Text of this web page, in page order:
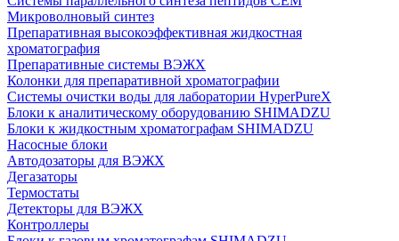
Микроволновый синтез
Препаративная высокоэффективная жидкостная
хроматография
Препаративные системы ВЭЖХ
Колонки для препаративной хроматографии
Системы очистки воды для лаборатории HyperPureX
Блоки к аналитическому оборудованию SHIMADZU
Блоки к жидкостным хроматографам SHIMADZU
Насосные блоки
Автодозаторы для ВЭЖХ
Дегазаторы
Термостаты
Детекторы для ВЭЖХ
Контроллеры